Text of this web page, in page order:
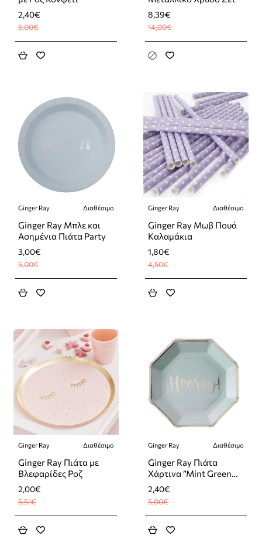
2,40€
5,00€
8,39€
14,00€
-40%
Ginger Ray Διαθέσιμο
Ginger Ray Μπλε και
Ασημένια Πιάτα Party
3,00€
5,00€
-60%
Ginger Ray Διαθέσιμο
Ginger Ray Μωβ Πουά
Καλαμάκια
1,80€
4,50€
-64%
Ginger Ray Διαθέσιμο
Ginger Ray Πιάτα με
Βλεφαρίδες Ροζ
2,00€
5,51€
-52%
Ginger Ray Διαθέσιμο
Ginger Ray Πιάτα
Χάρτινα ”Mint Green
Ombre” 8 τεμάχια
2,40€
5,00€